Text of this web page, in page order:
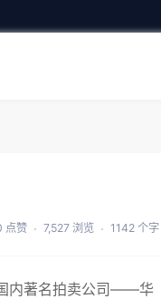
点赞 7,527 浏览 1142 个字
内著名拍卖公司——华